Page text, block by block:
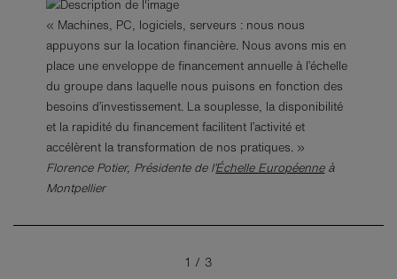
« Machines, PC, logiciels, serveurs : nous nous
appuyons sur la location financière. Nous avons mis en
place une enveloppe de financement annuelle à l’échelle
du groupe dans laquelle nous puisons en fonction des
besoins d’investissement. La souplesse, la disponibilité
et la rapidité du financement facilitent l’activité et
accélèrent la transformation de nos pratiques. »
Florence Potier, Présidente de l’Échelle Européenneà
Montpellier
Sébastien Rohmer, Gérant deSME-SUMIà Bergheim
Laurence & Nicolas Zugno, Gérants de laMaison
Zugnoà Barretaine
1 / 3